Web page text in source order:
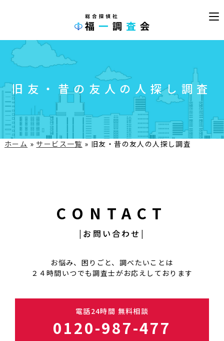
旧友・昔の友人の人探し調査
ホーム » サービス一覧 » 旧友・昔の友人の人探し調査
CONTACT
|お問い合わせ|
お悩み、困りごと、調べたいことは
２４時間いつでも調査士がお応えしております
電話24時間 無料相談
0120-987-477